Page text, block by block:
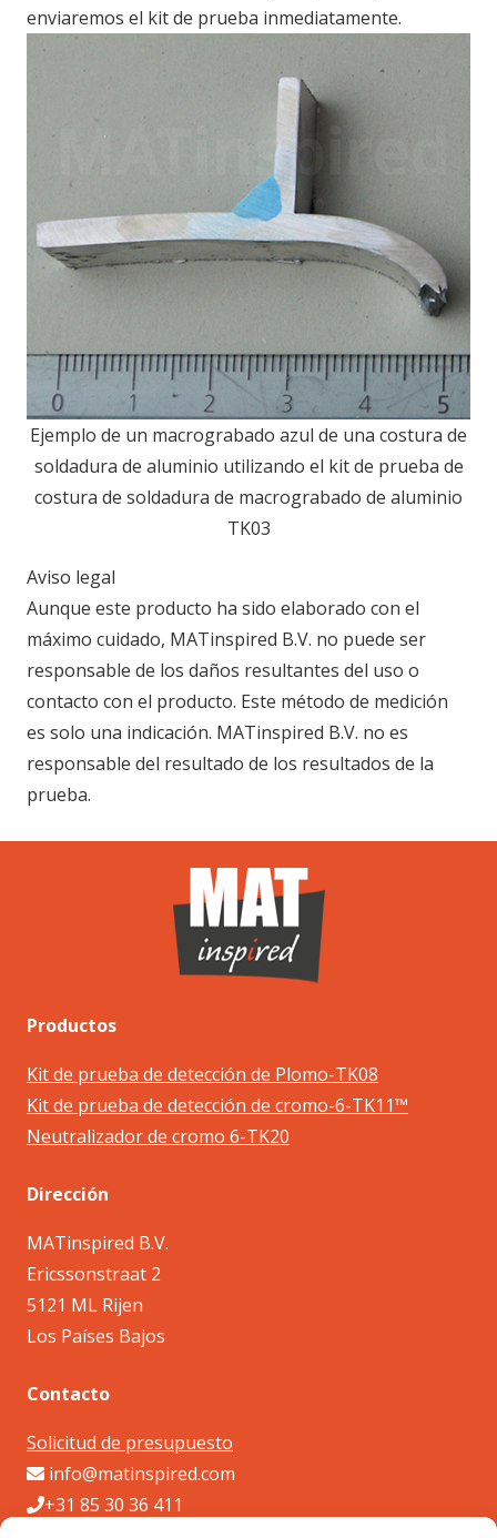
enviaremos el kit de prueba inmediatamente.
Ejemplo de un macrograbado azul de una costura de
soldadura de aluminio utilizando el kit de prueba de
costura de soldadura de macrograbado de aluminio
TK03
Aviso legal
Aunque este producto ha sido elaborado con el
máximo cuidado, MATinspired B.V. no puede ser
responsable de los daños resultantes del uso o
contacto con el producto. Este método de medición
es solo una indicación. MATinspired B.V. no es
responsable del resultado de los resultados de la
prueba.
Productos
Kit de prueba de detección de Plomo-TK08
Kit de prueba de detección de cromo-6-TK11™
Neutralizador de cromo 6-TK20
Dirección
MATinspired B.V.
Ericssonstraat 2
5121 ML Rijen
Los Países Bajos
Contacto
Solicitud de presupuesto
info@matinspired.com
+31 85 30 36 411